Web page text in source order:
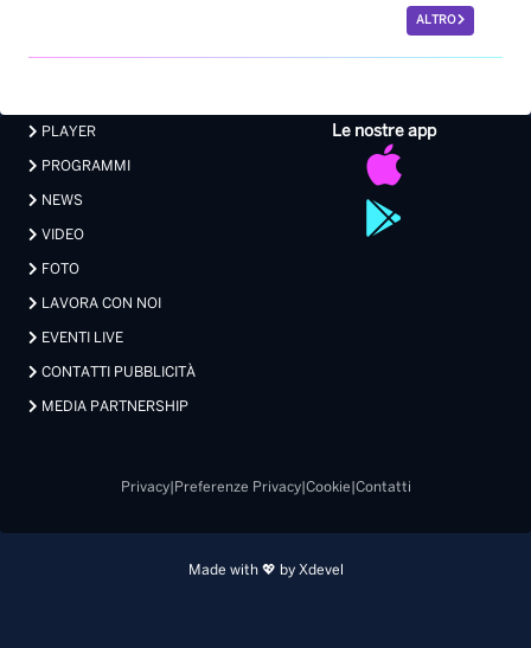
ALTRO
Le nostre app
PLAYER
PROGRAMMI
NEWS
VIDEO
FOTO
LAVORA CON NOI
EVENTI LIVE
CONTATTI PUBBLICITÀ
MEDIA PARTNERSHIP
Privacy| Preferenze Privacy| Cookie Contatti
Made with 💖 by Xdevel